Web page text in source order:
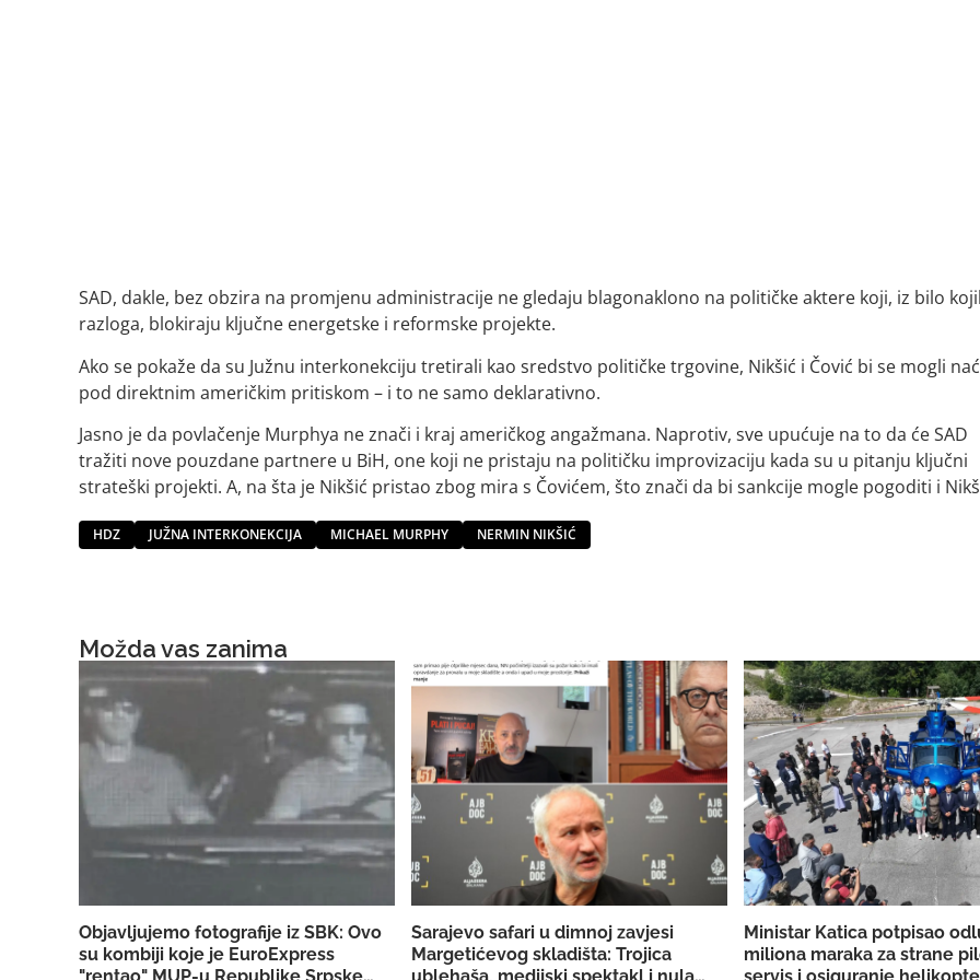
SAD, dakle, bez obzira na promjenu administracije ne gledaju blagonaklono na političke aktere koji, iz bilo
razloga, blokiraju ključne energetske i reformske projekte.
Ako se pokaže da su Južnu interkonekciju tretirali kao sredstvo političke trgovine, Nikšić i Čović bi se mogli
pod direktnim američkim pritiskom – i to ne samo deklarativno.
Jasno je da povlačenje Murphya ne znači i kraj američkog angažmana. Naprotiv, sve upućuje na to da će SAD
tražiti nove pouzdane partnere u BiH, one koji ne pristaju na političku improvizaciju kada su u pitanju ključni
strateški projekti. A, na šta je Nikšić pristao zbog mira s Čovićem, što znači da bi sankcije mogle pogoditi i
HDZ JUŽNA INTERKONEKCIJA MICHAEL MURPHY NERMIN NIKŠIĆ
Možda vas zanima
Objavljujemo fotografije iz SBK: Ovo
su kombiji koje je EuroExpress
Sarajevo safari u dimnoj zavjesi
Margetićevog skladišta: Trojica
Ministar Katica potpisao
miliona maraka za strane